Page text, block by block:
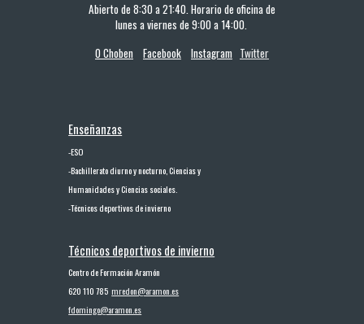
Abierto de 8:30 a 21:40. Horario de oficina de
lunes a viernes de 9:00 a 14:00.
O Choben
Facebook Instagram Twitter
Enseñanzas
-ESO
-Bachillerato diurno y nocturno, Ciencias y
Humanidades y Ciencias sociales.
-Técnicos deportivos de invierno
Técnicos deportivosde invierno
Centro de Formación Aramón
620 110 785mredon@aramon.es
fdomingo@aramon.es